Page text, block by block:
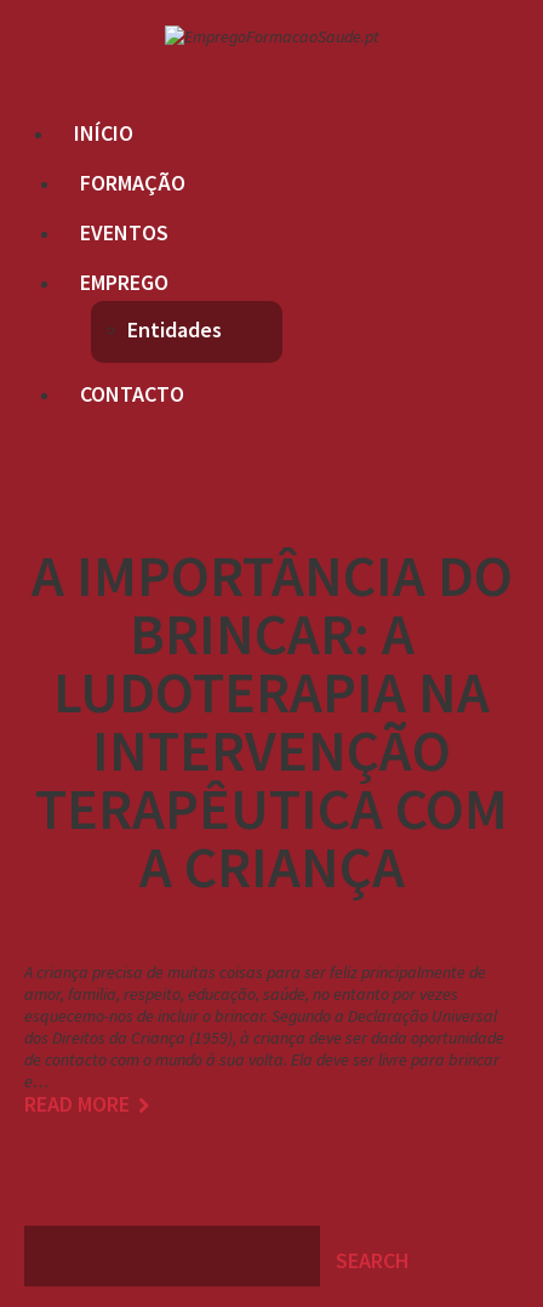
INÍCIO
FORMAÇÃO
EVENTOS
EMPREGO
Entidades
CONTACTO
A IMPORTÂNCIA DO
BRINCAR: A
LUDOTERAPIA NA
INTERVENÇÃO
TERAPÊUTICA COM
A CRIANÇA
A criança precisa de muitas coisas para ser feliz principalmente de
amor, familia, respeito, educação, saúde, no entanto por vezes
esquecemo-nos de incluir o brincar. Segundo a Declaração Universal
dos Direitos da Criança (1959), à criança deve ser dada oportunidade
de contacto com o mundo à sua volta. Ela deve ser livre para brincar
e…
READ MORE